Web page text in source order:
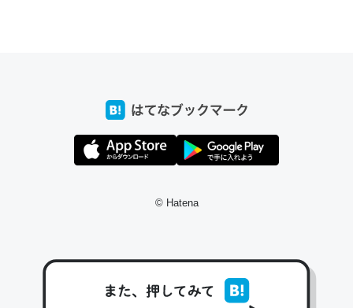
で、気になる場合はにんにくだけ加熱してから加えたりガ
─野菜が止まらなくなる南フランス発祥の万能ソース「アイオリソ
ース」の作り方をビストロ居酒屋のシェフに聞いてみた - メシ通 | ホ
スペインにもアリオリソースがあり、それも美味しいんだ
けど、読み方が違うだけで同じものを指すのか、また違う
© Hatena